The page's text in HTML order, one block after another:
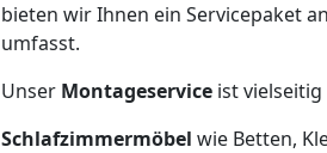
bieten wir Ihnen ein Servicepaket
umfasst.
Unser Montageservice ist
Schlafzimmermöbel wie Betten,